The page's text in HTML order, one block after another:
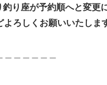
釣り座が予約順へと変更
よろしくお願いいたしま